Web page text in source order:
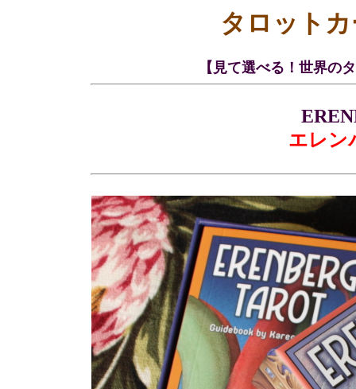
タロット
【見て選べる！世界の
エレン